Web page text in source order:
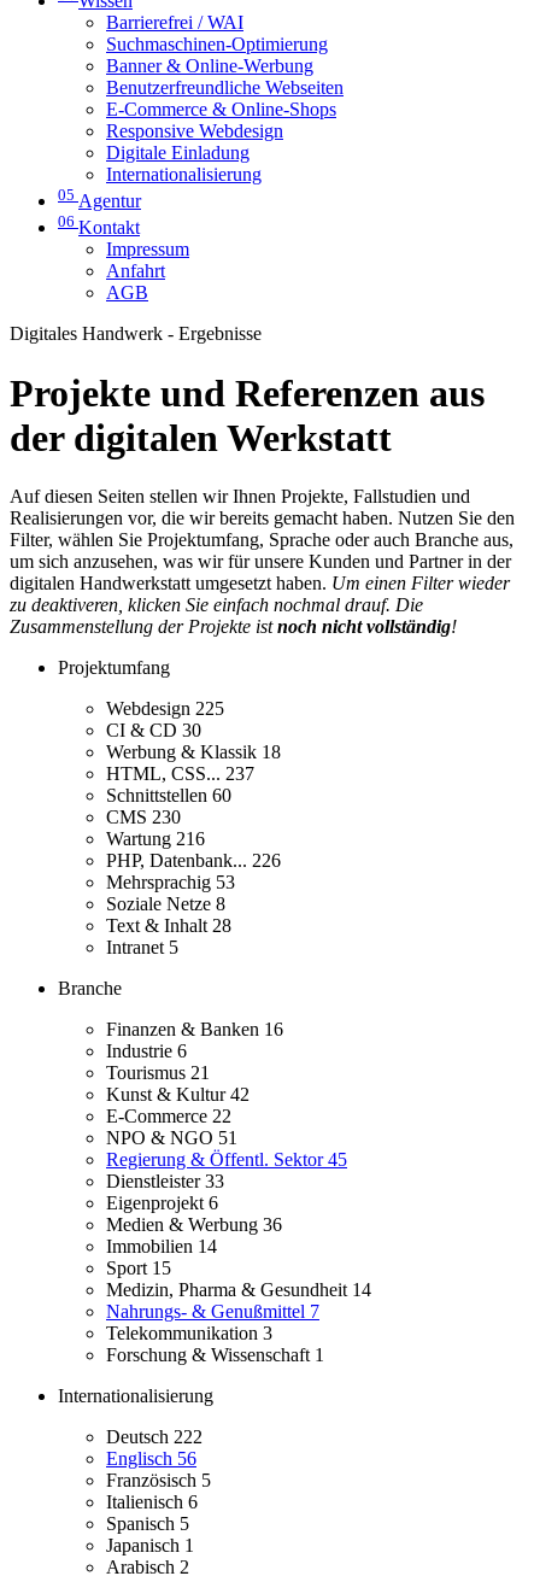
Barrierefrei / WAI
Suchmaschinen-Optimierung
Banner & Online-Werbung
Benutzerfreundliche Webseiten
E-Commerce & Online-Shops
Responsive Webdesign
Digitale Einladung
Internationalisierung
05 Agentur
06 Kontakt
Impressum
Anfahrt
AGB
Digitales Handwerk - Ergebnisse
Projekte und Referenzen aus
der digitalen Werkstatt
Auf diesen Seiten stellen wir Ihnen Projekte, Fallstudien und
Realisierungen vor, die wir bereits gemacht haben. Nutzen Sie den
Filter, wählen Sie Projektumfang, Sprache oder auch Branche aus,
um sich anzusehen, was wir für unsere Kunden und Partner in der
digitalen Handwerkstatt umgesetzt haben. Um einen Filter wieder
zu deaktiveren, klicken Sie einfach nochmal drauf. Die
Zusammenstellung der Projekte istnoch nicht vollständig!
Projektumfang
Webdesign 225
CI & CD 30
Werbung & Klassik 18
HTML, CSS... 237
Schnittstellen 60
CMS 230
Wartung 216
PHP, Datenbank... 226
Mehrsprachig 53
Soziale Netze 8
Text & Inhalt 28
Intranet 5
Branche
Finanzen & Banken 16
Industrie 6
Tourismus 21
Kunst & Kultur42
E-Commerce 22
NPO & NGO 51
Regierung & Öffentl. Sektor45
Dienstleister33
Eigenprojekt 6
Medien & Werbung 36
Immobilien 14
Sport 15
Medizin, Pharma & Gesundheit 14
Nahrungs- & Genußmittel 7
Telekommunikation 3
Forschung & Wissenschaft 1
Internationalisierung
Deutsch 222
Englisch 56
Französisch 5
Italienisch 6
Spanisch 5
Japanisch 1
Arabisch 2